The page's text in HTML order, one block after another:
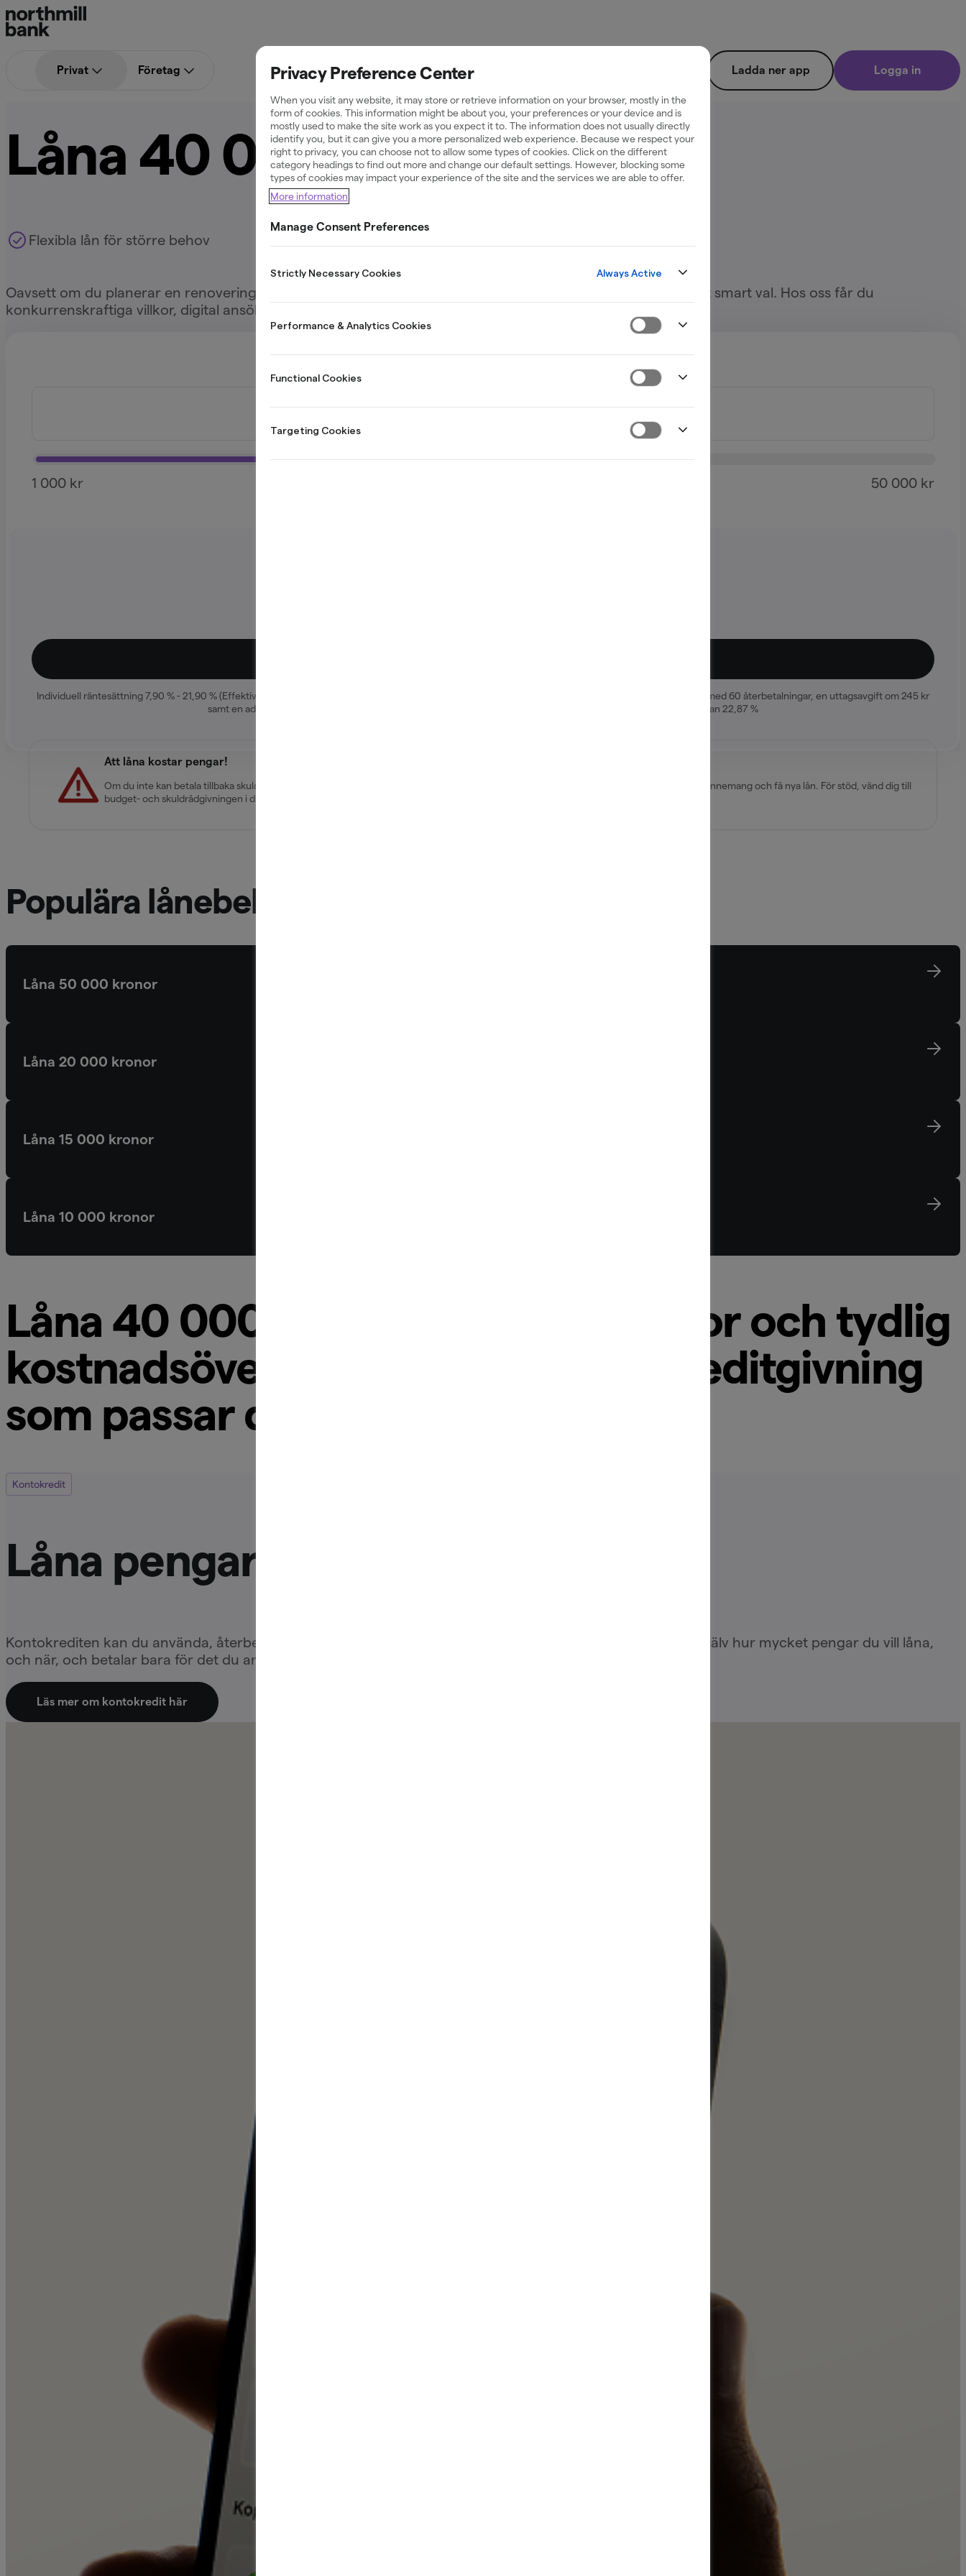
Privat Företag Ladda ner app Logga in
Kontokredit
Låna 40 000 kronor
Flexibla lån för större behov
Oavsett om du planerar en renovering, ett bilköp, eller vill samla dyra krediter är ett lån på 40 000 kronor ett smart val. Hos oss får du
konkurrenskraftiga villkor, digital ansökningsprocess och pengar utbetalda direkt när lånet godkänns.
25 000 kr
1 000 kr 50 000 kr
Individuell räntesättning 7,90 % - 21,90 % (Effektiv ränta 9,71 % - 29,34 %). Prisexempel: Vid kredit om 50 000 kr till 19,50 % årsränta (rörlig) under fem år med 60 återbetalningar, en uttagsavgift om 245 kr
samt en administrativ månadsavgift om 29 kr blir månadsbeloppet 1 347 kr (totalt 80 775 kr) och den effektiva räntan 22,87 %
Att låna kostar pengar!
Om du inte kan betala tillbaka skulden i tid riskerar du en betalningsanmärkning. Det kan leda till svårigheter att få hyra bostad, teckna abonnemang och få nya lån. För stöd, vänd dig till
budget- och skuldrådgivningen i din kommun. Kontaktuppgifter finns på
Populära lånebelopp:
Låna 50 000 kronor
Låna 20 000 kronor
Låna 15 000 kronor
Låna 10 000 kronor
Låna 40 000 kronor – Flexibla villkor och tydlig
kostnadsöversikt för ansvarsfull kreditgivning
som passar din ekonomi.
Kontokredit
Låna pengar när du behöver dem
Kontokrediten kan du använda, återbetala och använda igen. Utan krångel och väntetider. Du bestämmer själv hur mycket pengar du vill låna,
och när, och betalar bara för det du använder.
Läs mer om kontokredit här
Privacy Preference Center
When you visit any website, it may store or retrieve information on your browser, mostly in the
form of cookies. This information might be about you, your preferences or your device and is
mostly used to make the site work as you expect it to. The information does not usually directly
identify you, but it can give you a more personalized web experience. Because we respect your
right to privacy, you can choose not to allow some types of cookies. Click on the different
category headings to find out more and change our default settings. However, blocking some
types of cookies may impact your experience of the site and the services we are able to offer.
More information
Manage Consent Preferences
Strictly Necessary Cookies Always Active
Performance & Analytics Cookies
Functional Cookies
Targeting Cookies